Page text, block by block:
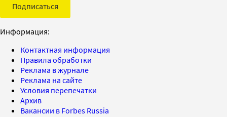
Подписаться
Информация:
Контактная информация
Правила обработки
Реклама в журнале
Реклама на сайте
Условия перепечатки
Архив
Вакансии в Forbes Russia